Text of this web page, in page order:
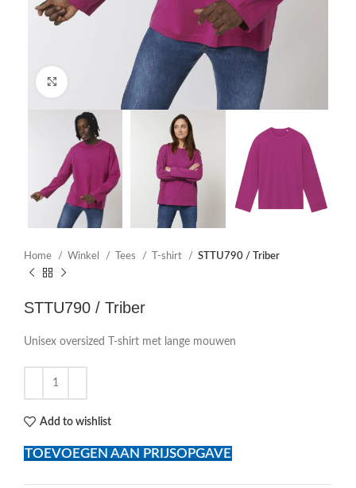
Click to enlarge
Home Winkel Tees T-shirt STTU790 / Triber
STTU790 / Triber
Unisex oversized T-shirt met lange mouwen
Add to wishlist
TOEVOEGEN AAN PRIJSOPGAVE